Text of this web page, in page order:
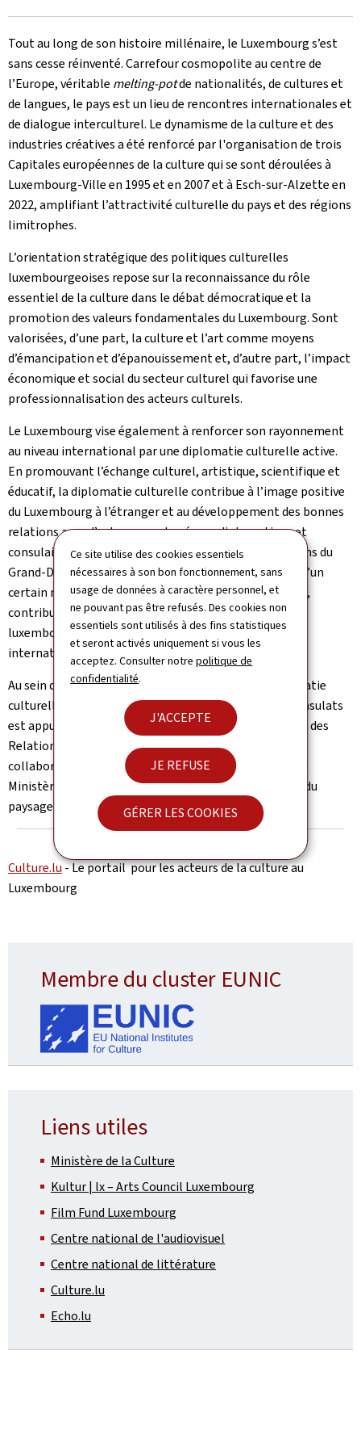
Ce site utilise des cookies essentiels
nécessaires à son bon fonctionnement, sans
usage de données à caractère personnel, et
ne pouvant pas être refusés. Des cookies non
essentiels sont utilisés à des fins statistiques
et seront activés uniquement si vous les
acceptez. Consulter notrepolitique de
confidentialité.
J'ACCEPTE
JE REFUSE
GÉRER LES COOKIES
Tout au long de son histoire millénaire, le Luxembourg s’est
sans cesse réinventé. Carrefour cosmopolite au centre de
l’Europe, véritable melting-potde nationalités, de cultures et
de langues, le pays est un lieu de rencontres internationales et
de dialogue interculturel. Le dynamisme de la culture et des
industries créatives a été renforcé par l'organisation de trois
Capitales européennes de la culture qui se sont déroulées à
Luxembourg-Ville en 1995 et en 2007 et à Esch-sur-Alzette en
2022, amplifiant l’attractivité culturelle du pays et des régions
limitrophes.
L’orientation stratégique des politiques culturelles
luxembourgeoises repose sur la reconnaissance du rôle
essentiel de la culture dans le débat démocratique et la
promotion des valeurs fondamentales du Luxembourg. Sont
valorisées, d’une part, la culture et l’art comme moyens
d’émancipation et d’épanouissement et, d’autre part, l’impact
économique et social du secteur culturel qui favorise une
professionnalisation des acteurs culturels.
Le Luxembourg vise également à renforcer son rayonnement
au niveau international par une diplomatie culturelle active.
En promouvant l’échange culturel, artistique, scientifique et
éducatif, la diplomatie culturelle contribue à l’image positive
du Luxembourg à l’étranger et au développement des bonnes
relations avec d’autres pays. Le réseau diplomatique et
consulaire luxembourgeois, et en particulier les Maisons du
Grand-Duché de Luxembourg (MGDL) établies au sein d’un
certain nombre de représentations à travers le monde,
contribuent proactivement à promouvoir la culture
luxembourgeoise dans toute sa diversité à l’échelle
internationale.
Au sein du Ministère des Affaires étrangères, la diplomatie
culturelle mise en œuvre par les ambassades et les consulats
est appuyée par la Direction des Affaires consulaires et des
Relations culturelles internationales, en étroite
collaboration avec d’autres administrations tels que le
Ministère de la Culture et de nombreux autres acteurs du
paysage culturel luxembourgeois.
Culture.lu- Le portail pour les acteurs de la culture au
Luxembourg
Membre du cluster EUNIC
Liens utiles
Ministère de la Culture
Kultur | lx – Arts Council Luxembourg
Film Fund Luxembourg
Centre national de l'audiovisuel
Centre national de littérature
Culture.lu
Echo.lu